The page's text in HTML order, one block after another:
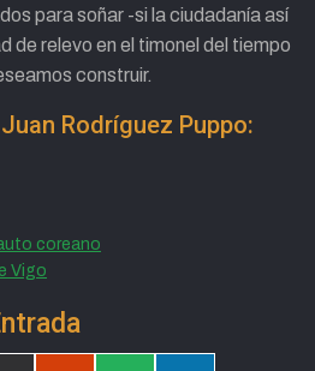
para soñar -si la ciudadanía así
de relevo en el timonel del tiempo
construir.
Rodríguez Puppo:
coreano
Vigo